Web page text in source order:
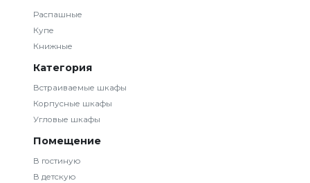
Распашные
Купе
Книжные
Категория
Встраиваемые шкафы
Корпусные шкафы
Угловые шкафы
Помещение
В гостиную
В детскую